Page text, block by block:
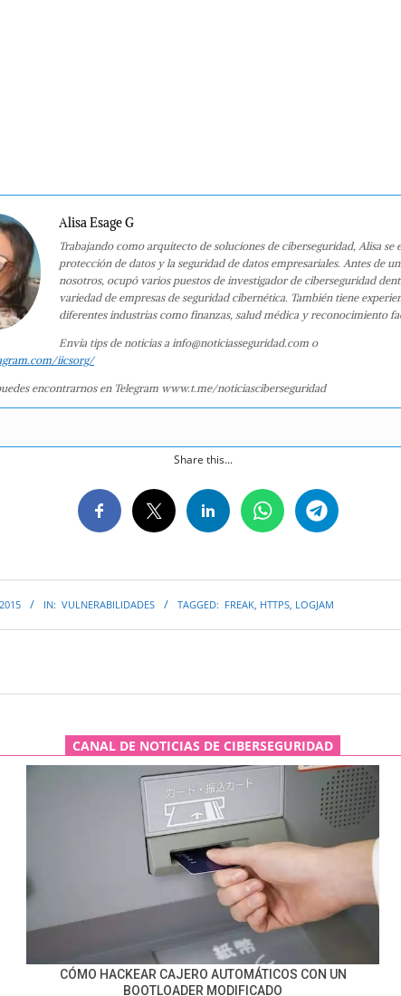
Alisa Esage G
Trabajando como arquitecto de soluciones de ciberseguridad, Alisa se
protección de datos y la seguridad de datos empresariales. Antes de
nosotros, ocupó varios puestos de investigador de ciberseguridad
variedad de empresas de seguridad cibernética. También tiene
diferentes industrias como finanzas, salud médica y reconocimiento
Envía tips de noticias a info@noticiasseguridad.com o
iicsorg/
encontrarnos en Telegram www.t.me/noticiasciberseguridad
Share this...
IN: VULNERABILIDADES TAGGED: FREAK, HTTPS, LOGJAM
CANAL DE NOTICIAS DE CIBERSEGURIDAD
CÓMO HACKEAR CAJERO AUTOMÁTICOS CON UN
BOOTLOADER MODIFICADO